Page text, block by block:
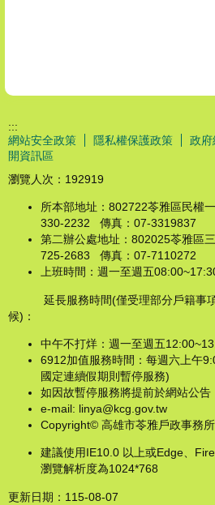
:::
網站安全政策
隱私權保護政策 政府
開資訊區
瀏覽人次： 192919
所本部地址：802722苓雅區民
330-2232 傳真：07-3319837
第二辦公處地址：802025苓雅
725-2683 傳真：07-7110272
上班時間：週一至週五
延長服務時間(僅受理部分戶籍事項
候)：
中午不打烊：週一至週五
6912加值服務時間：每週六上午
國定連續假期則暫停服務)
如因故暫停服務將提前於網站公告
e-mail: linya@kcg.gov.tw
Copyright© 高雄市苓雅戶政事務所
建議使用IE10.0 以上或Edge、
瀏覽解析度為1024*768
更新日期： 115-08-07